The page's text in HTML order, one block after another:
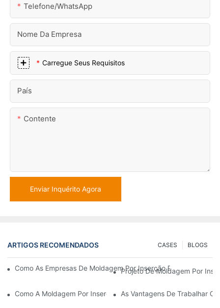
Telefone/WhatsApp
Nome Da Empresa
Carregue Seus Requisitos
País
Contente
Enviar Inquérito Agora
ARTIGOS RECOMENDADOS BLOGS
CASES
Como As Empresas De Moldagem Por Inserção Podem Lidar
Projeto De Moldagem Por
Como A Moldagem Por Inserção De Plástico É Usada Para
As Vantagens De Trabalhar